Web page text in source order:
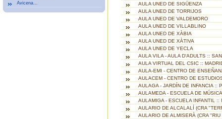
Avicena...
AULA UNED DE SIGÜENZA
AULA UNED DE TORRIJOS
AULA UNED DE VALDEMORO
AULA UNED DE VILLABLINO
AULA UNED DE XÀBIA
AULA UNED DE XÀTIVA
AULA UNED DE YECLA
AULA VILA - AULA D'ADULTS ::
AULA VIRTUAL DEL CSIC ::
AULA-EMI - CENTRO DE
AULACEM - CENTRO DE
AULAGA - JARDÍN DE INFANCIA ::
AULAMEDA - ESCUELA DE
AULAMIGA - ESCUELA INFANTIL ::
AULARIO DE ALCALALÍ (CRA
AULARIO DE ALMISERÀ (CRA